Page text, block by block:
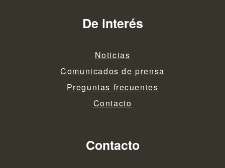
De interés
Noticias
Comunicados de prensa
Preguntas frecuentes
Contacto
Contacto